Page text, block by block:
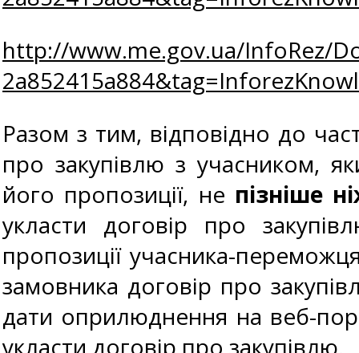
http://www.me.gov.ua/InfoRez/
Разом з тим, відповідно до
про закупівлю з учасником,
його пропозиції, не пізніше
укласти договір про
пропозиції учасника-
замовника договір про
дати оприлюднення на веб-
укласти договір про закупівлю.